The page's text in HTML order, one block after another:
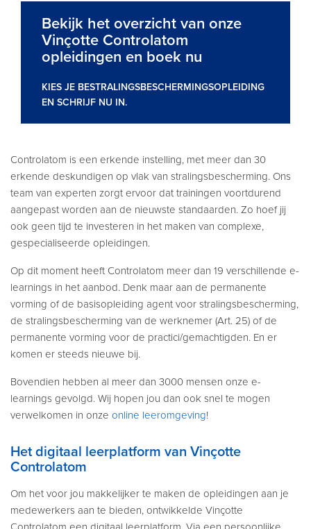
Bekijk het overzicht van onze
Vinçotte Controlatom
opleidingen en boek nu
KIES JE BESTRALINGSBESCHERMINGSOPLEIDING
EN SCHRIJF NU IN.
Controlatom is een erkende instelling, met meer dan 30
erkende deskundigen op vlak van stralingsbescherming. Ons
team van experten zorgt ervoor dat trainingen voortdurend
aangepast worden aan de nieuwste standaarden. Zo hoef jij
ook geen tijd te investeren in het maken van complexe,
gespecialiseerde opleidingen.
Op dit moment heeft Controlatom meer dan 19 verschillende e-
learnings in het aanbod. Denk maar aan de permanente
vorming of de basisopleiding agent voor stralingsbescherming,
de stralingsbescherming van de werknemer (Art. 25) of de
permanente vorming voor de practici/gemachtigden. En er
komen er steeds nieuwe bij.
Bovendien hebben al meer dan 3000 mensen onze e-
learnings gevolgd. Wij hopen jou dan ook snel te mogen
verwelkomen in onze online leeromgeving!
Het digitaal leerplatform van Vinçotte
Controlatom
Om het voor jou makkelijker te maken de opleidingen aan je
medewerkers aan te bieden, ontwikkelde Vinçotte